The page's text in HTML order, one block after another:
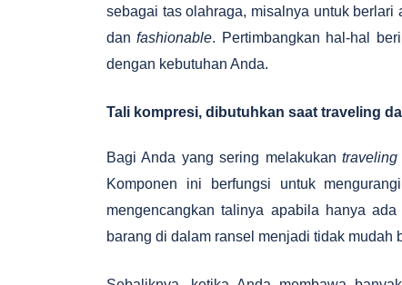
sebagai tas olahraga, misalnya untuk
danfashionable. Pertimbangkan hal-hal
dengan kebutuhan Anda.
Tali kompresi, dibutuhkan saat traveling
Bagi Anda yang sering melakukantraveling
Komponen ini berfungsi untuk
mengencangkan talinya apabila hanya
barang di dalam ransel menjadi tidak